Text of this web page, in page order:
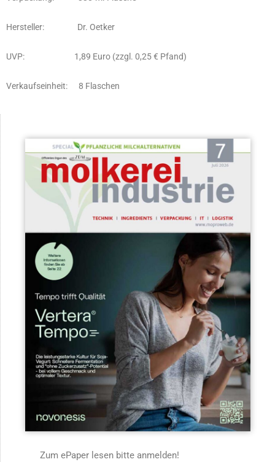
Hersteller: Dr. Oetker
UVP: 1,89 Euro (zzgl. 0,25 € Pfand)
Verkaufseinheit: 8 Flaschen
Zum ePaper lesen bitte anmelden!